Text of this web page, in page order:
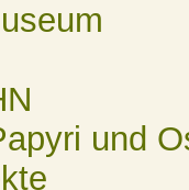
und